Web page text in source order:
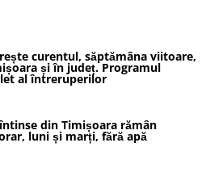
curentul, săptămâna viitoare,
și în județ. Programul
al întreruperilor
din Timișoara rămân
luni și marți, fără apă